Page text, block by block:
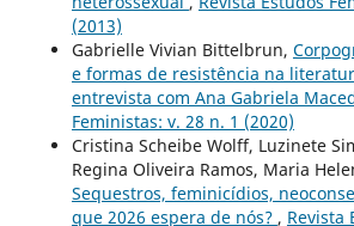
(2013)
Gabrielle Vivian Bittelbrun,
e formas de resistência na
entrevista com Ana Gabriela
Feministas: v. 28 n. 1 (2020)
Cristina Scheibe Wolff, Luzinete
Regina Oliveira Ramos, Maria
Sequestros, feminicídios,
que 2026 espera de nós? , Revista